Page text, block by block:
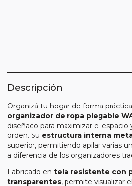
Descripción
Organizá tu hogar de forma
organizador de ropa plegable
diseñado para maximizar el
orden. Su estructura interna
superior, permitiendo apilar varias
a diferencia de los organizadores
Fabricado en tela resistente con
transparentes, permite visualizar